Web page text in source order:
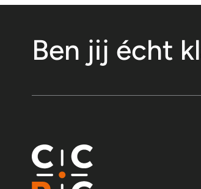
Ben jij écht